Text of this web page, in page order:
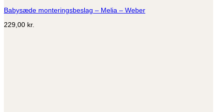
Babysæde monteringsbeslag – Melia – Weber
229,00 kr.